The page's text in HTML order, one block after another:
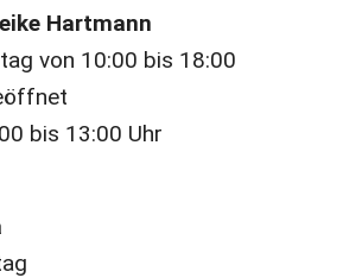
Hartmann
von 10:00 bis 18:00
bis 13:00 Uhr